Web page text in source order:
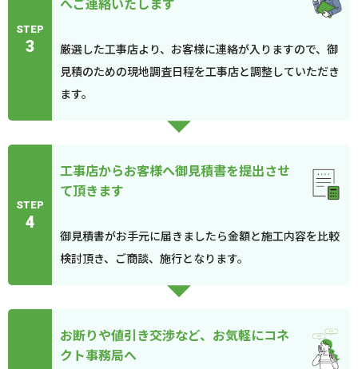
STEP
3
厳選した工事店より、お客様に連絡が入りますので、御
見積のための現地調査日程を工事店と調整していただき
ます。
STEP
4
工事店からお客様へ御見積書を提出させ
て頂きます
御見積書がお手元に届きましたら金額と施工内容を比較
検討頂き、ご商談、施行となります。
お断りや値引き交渉など、お気軽にコネ
クト事務局へ